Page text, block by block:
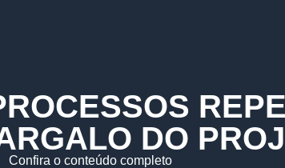
DO
Confira o conteúdo completo